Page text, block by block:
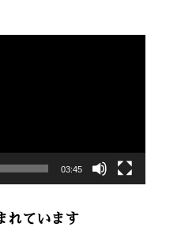
03:45
れています